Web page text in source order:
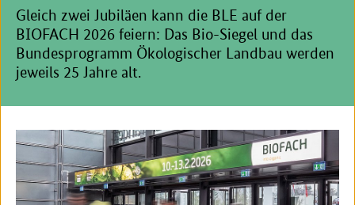
Gleich zwei Jubiläen kann die BLE auf der
BIOFACH 2026 feiern: Das Bio-Siegel und das
Bundesprogramm Ökologischer Landbau werden
jeweils 25 Jahre alt.